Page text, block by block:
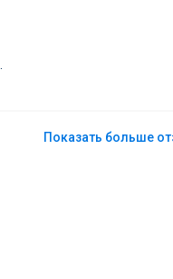
Показать больше